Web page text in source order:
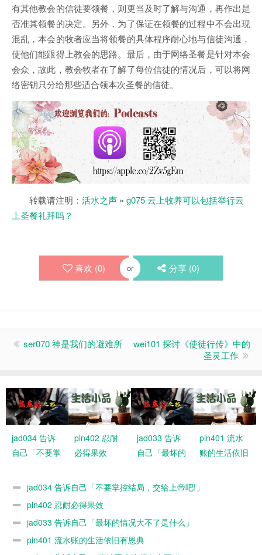
有其他教会的信徒要领餐，则更当及时了解与沟通，再作出是
否准其领餐的决定。另外，为了保证在领餐的过程中不会出现
混乱，本会的牧者应当将领餐的具体程序耐心地与信徒沟通，
使他们能跟得上教会的思路。最后，由于网络圣餐是针对本会
会众，故此，教会牧者在了解了每位信徒的情况后，可以将网
络密钥只分给那些适合领本次圣餐的信徒。
转载请注明： 活水之声 » g075 云上牧养可以包括举行云
上圣餐礼拜吗？
喜欢 (0) or 分享 (0)
ser070 神是我们的避难所
wei101 探讨《使徒行传》中的
圣灵工作
jad034 告诉
自己「不要掌
上帝吧!」
pin402 忍耐
必得果效
jad033 告诉
自己「最坏的
什么」
pin401 流水
账的生活依旧
jad034 告诉自己「不要掌控结局，交给上帝吧!」
pin402 忍耐必得果效
jad033 告诉自己「最坏的情况大不了是什么」
pin401 流水账的生活依旧有恩典